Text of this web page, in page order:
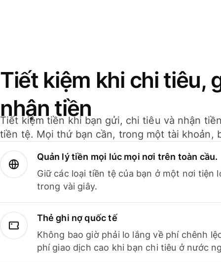
Tiết kiệm khi chi tiêu,
nhận tiền
Tiết kiệm tiền khi bạn gửi, chi tiêu và nhận
tiền tệ. Mọi thứ bạn cần, trong một tài khoản,
Quản lý tiền mọi lúc mọi nơi trên toàn cầu.
Giữ các loại tiền tệ của bạn ở một nơi tiện
trong vài giây.
Thẻ ghi nợ quốc tế
Không bao giờ phải lo lắng về phí chênh
phí giao dịch cao khi bạn chi tiêu ở nước